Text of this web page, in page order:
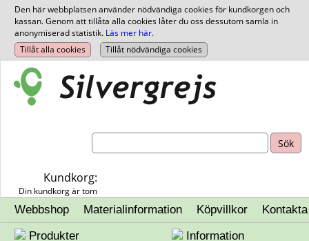
Den här webbplatsen använder nödvändiga cookies för kundkorgen och
kassan. Genom att tillåta alla cookies låter du oss dessutom samla in
anonymiserad statistik. Läs mer här.
Kundkorg:
Din kundkorg är tom
Webbshop Materialinformation Köpvillkor
Produkter
Information